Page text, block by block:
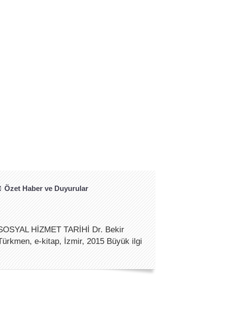
Özet Haber ve Duyurular
HİZMET TARİHİ Dr. Bekir
e-kitap, İzmir, 2015 Büyük ilgi
görmeye devam etmektedir.